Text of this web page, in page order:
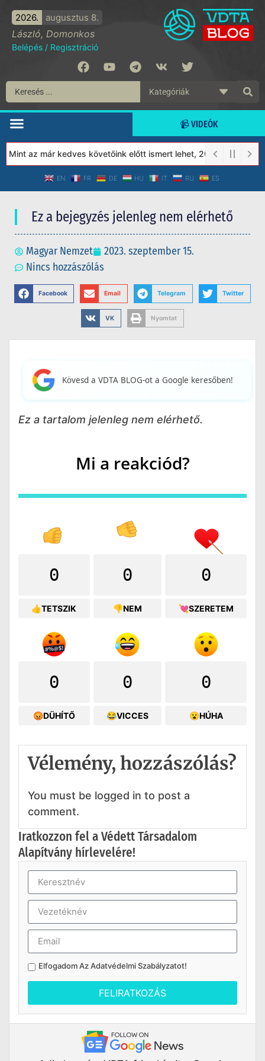
2026. augusztus 8.
László, Domonkos
Belépés / Regisztráció
📹 VIDEÓK
az már kedves követőink előtt ismert lehet, 2023-tól a Védett
EN FR DE HU IT RU ES
Ez a bejegyzés jelenleg nem elérhető
Magyar Nemzet
2023. szeptember 15.
Nincs hozzászólás
Facebook Email Telegram Twitter
VK Nyomtat
Kövesd a VDTA BLOG-ot a Google keresőben!
Ez a tartalom jelenleg nem elérhető.
Mi a reakciód?
0
👍TETSZIK
0
👎NEM
0
💘SZERETEM
0
😡DÜHÍTŐ
0
😂VICCES
0
😮HÚHA
Vélemény, hozzászólás?
You must be logged in to post a
comment.
Iratkozzon fel a Védett Társadalom
Alapítvány hírlevelére!
Elfogadom AzAdatvédelmi Szabályzatot!
FELIRATKOZÁS